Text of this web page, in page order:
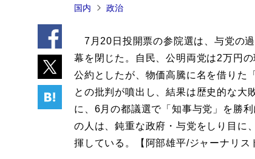
国内 政治
7月20日投開票の参院選は、与党の
幕を閉じた。自民、公明両党は2万円
公約としたが、物価高騰に名を借りた
との批判が噴出し、結果は歴史的な大
に、6月の都議選で「知事与党」を勝
の人は、鈍重な政府・与党をしり目に
揮している。【阿部雄平/ジャーナリス